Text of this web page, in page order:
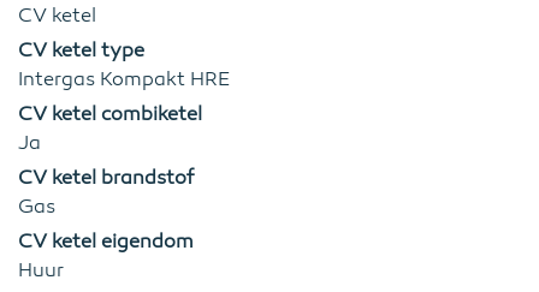
CV ketel
CV ketel type
Intergas Kompakt HRE
CV ketel combiketel
Ja
CV ketel brandstof
Gas
CV ketel eigendom
Huur